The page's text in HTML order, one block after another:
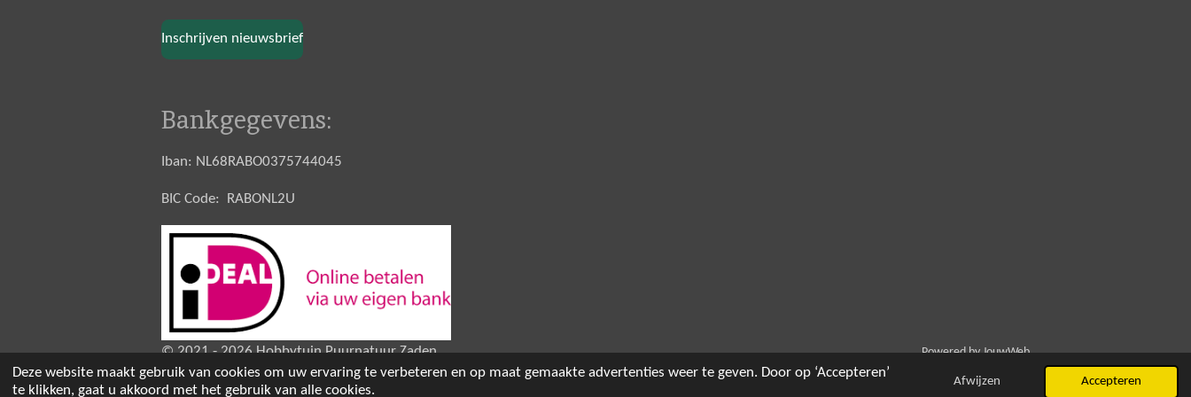
Deze website maakt gebruik van cookies om uw ervaring te verbeteren en op maat gemaakte advertenties weer te geven. Door op ‘Accepteren’
te klikken, gaat u akkoord met het gebruik van alle cookies.
Afwijzen Accepteren
Inschrijven nieuwsbrief
Bankgegevens:
Iban: NL68RABO0375744045
BIC Code: RABONL2U
© 2021 - 2026 Hobbytuin Puurnatuur Zaden Powered byJouwWeb